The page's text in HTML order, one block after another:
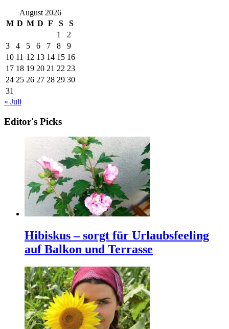
August 2026
M D M D F S
S
1
2
3
4 5 6 7 8
9
10 11 12 13 14 15 16
17 18 19 20 21 22 23
24 25 26 27 28 29 30
31
« Juli
Editor's Picks
Hibiskus – sorgt für Urlaubsfeeling
auf Balkon und Terrasse